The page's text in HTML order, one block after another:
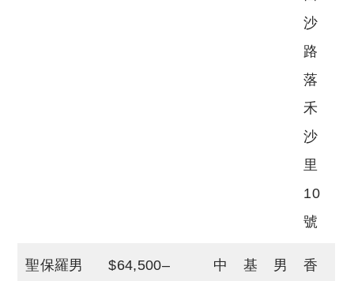
沙
路
落
禾
沙
里
10
號
聖保羅男
$64,500–
中
基
男
香